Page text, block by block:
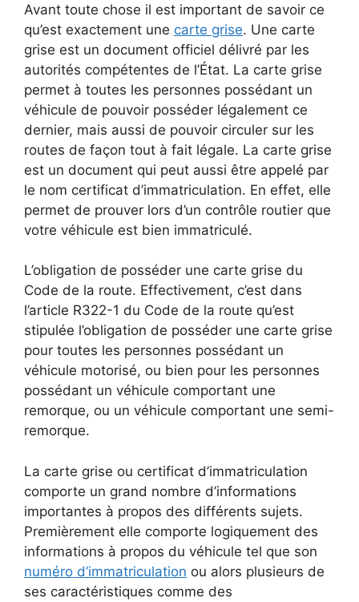
Avant toute chose il est important de savoir ce
qu’est exactement une carte grise. Une carte
grise est un document officiel délivré par les
autorités compétentes de l’État. La carte grise
permet à toutes les personnes possédant un
véhicule de pouvoir posséder légalement ce
dernier, mais aussi de pouvoir circuler sur les
routes de façon tout à fait légale. La carte grise
est un document qui peut aussi être appelé par
le nom certificat d’immatriculation. En effet, elle
permet de prouver lors d’un contrôle routier que
votre véhicule est bien immatriculé.
L’obligation de posséder une carte grise du
Code de la route. Effectivement, c’est dans
l’article R322-1 du Code de la route qu’est
stipulée l’obligation de posséder une carte grise
pour toutes les personnes possédant un
véhicule motorisé, ou bien pour les personnes
possédant un véhicule comportant une
remorque, ou un véhicule comportant une semi-
remorque.
La carte grise ou certificat d’immatriculation
comporte un grand nombre d’informations
importantes à propos des différents sujets.
Premièrement elle comporte logiquement des
informations à propos du véhicule tel que son
numéro d’immatriculation ou alors plusieurs de
ses caractéristiques comme des